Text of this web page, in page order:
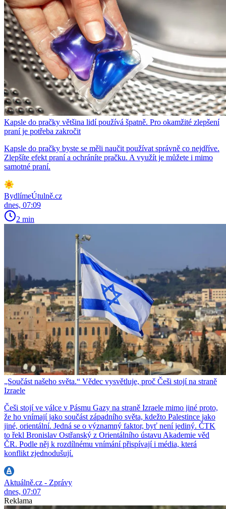
Kapsle do pračky většina lidí používá špatně. Pro okamžité zlepšení
praní je potřeba zakročit
Kapsle do pračky byste se měli naučit používat správně co nejdříve.
Zlepšíte efekt praní a ochráníte pračku. A využít je můžete i mimo
samotné praní.
BydlímeÚtulně.cz
dnes, 07:09
2 min
„Součást našeho světa.“ Vědec vysvětluje, proč Češi stojí na straně
Izraele
Češi stojí ve válce v Pásmu Gazy na straně Izraele mimo jiné proto,
že ho vnímají jako součást západního světa, kdežto Palestince jako
jiné, orientální. Jedná se o významný faktor, byť není jediný. ČTK
to řekl Bronislav Ostřanský z Orientálního ústavu Akademie věd
ČR. Podle něj k rozdílnému vnímání přispívají i média, která
konflikt zjednodušují.
Aktuálně.cz - Zprávy
dnes, 07:07
Reklama